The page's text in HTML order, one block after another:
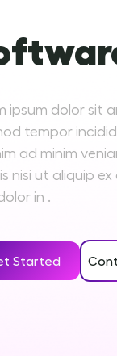
ipsum dolor sit
tempor
ad minim
nisi ut aliquip
in .
Started